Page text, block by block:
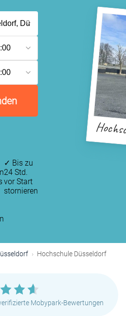
✓ Bis zu
24 Std.
vor Start
stornieren
Hochschule Düsseldorf
Mobypark-Bewertungen